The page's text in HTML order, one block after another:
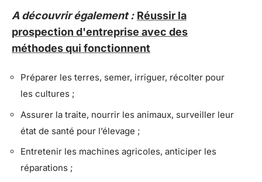
A découvrir également : Réussir la
prospection d'entreprise avec des
méthodes qui fonctionnent
Préparer les terres, semer, irriguer, récolter pour
les cultures ;
Assurer la traite, nourrir les animaux, surveiller leur
état de santé pour l’élevage ;
Entretenir les machines agricoles, anticiper les
réparations ;